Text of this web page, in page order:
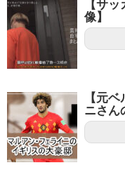
【サ
像】
【元
ニさん